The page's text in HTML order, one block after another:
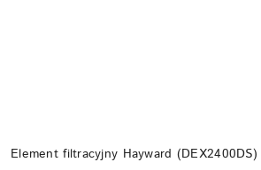
Element filtracyjny Hayward (DEX2400DS)